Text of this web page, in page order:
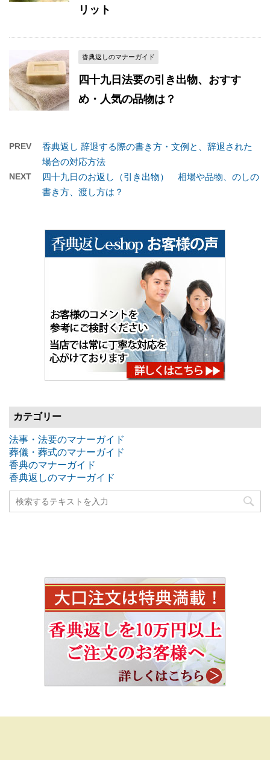
リット
香典返しのマナーガイド
四十九日法要の引き出物、おすす
め・人気の品物は？
PREV
香典返し 辞退する際の書き方・文例と、辞退された
場合の対応方法
NEXT
四十九日のお返し（引き出物） 相場や品物、のしの
書き方、渡し方は？
カテゴリー
法事・法要のマナーガイド
葬儀・葬式のマナーガイド
香典のマナーガイド
香典返しのマナーガイド